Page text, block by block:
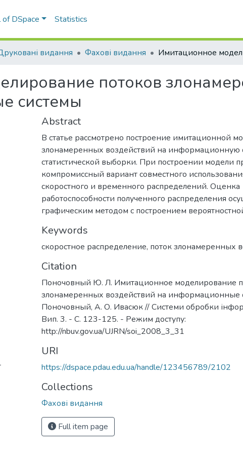
DSpace Statistics
видання Фахові видання
потоков
системы
Abstract
В статье рассмотрено построение имитационной
злонамеренных воздействий на информационную
статистической выборки. При построении модели
компромиссный вариант совместного
скоростного и временного распределений. Оценка
работоспособности полученного распределения
графическим методом с построением
Keywords
скоростное распределение, поток злонамеренных
Citation
Поночовный Ю. Л. Имитационное моделирование
злонамеренных воздействий на информационные
Поночовный, А. О. Ивасюк // Системи обробки
Вип. 3. - С. 123-125. - Режим доступу:
http://nbuv.gov.ua/UJRN/soi_2008_3_31
URI
https://dspace.pdau.edu.ua/handle/123456789/2102
Collections
Фахові видання
Full item page